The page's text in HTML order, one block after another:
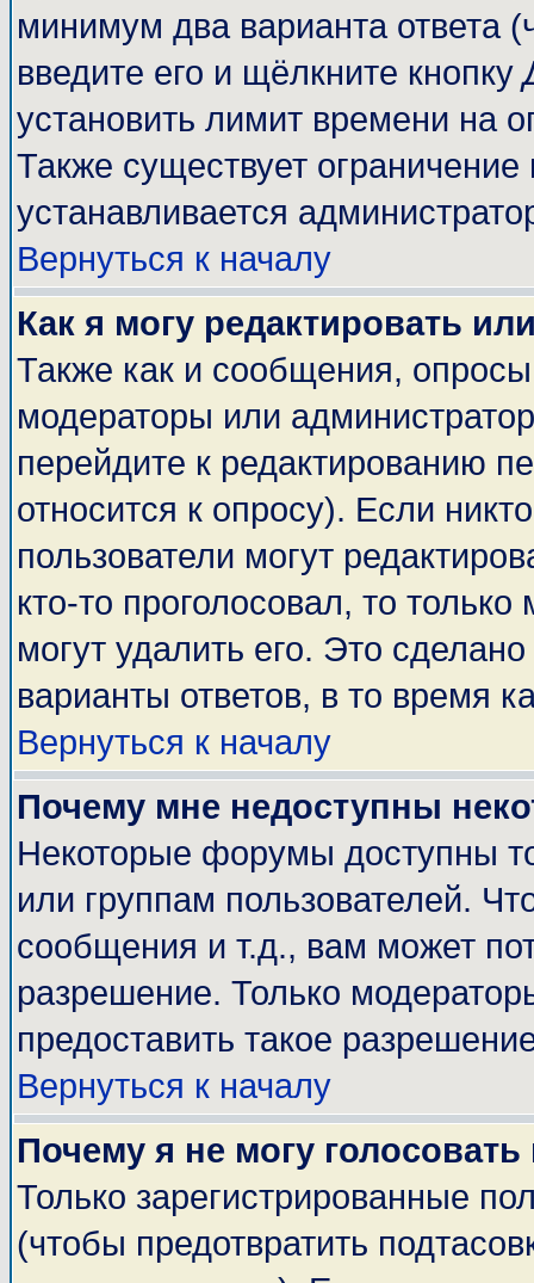
минимум два варианта ответа
введите его и щёлкните кнопку
установить лимит времени на
Также существует ограничение
устанавливается
Вернуться к началу
Как я могу редактировать
Также как и сообщения, опросы
модераторы или
перейдите к редактированию
относится к опросу). Если
пользователи могут
кто-то проголосовал, то
могут удалить его. Это
варианты ответов, в то время
Вернуться к началу
Почему мне недоступны
Некоторые форумы доступны
или группам пользователей.
сообщения и т.д., вам может
разрешение. Только
предоставить такое
Вернуться к началу
Почему я не могу
Только зарегистрированные
(чтобы предотвратить